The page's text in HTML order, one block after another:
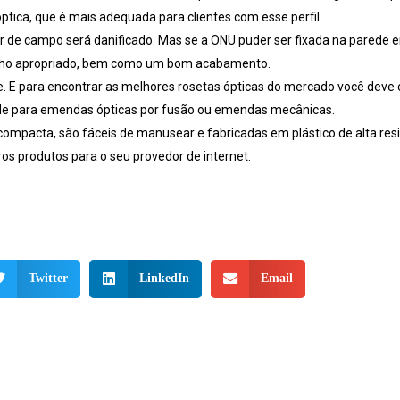
que é mais adequada para clientes com esse perfil.
campo será danificado. Mas se a ONU puder ser fixada na parede
apropriado, bem como um bom acabamento.
para encontrar as melhores rosetas ópticas do mercado você
para emendas ópticas por fusão ou emendas mecânicas.
são fáceis de manusear e fabricadas em plástico de alta
produtos para o seu provedor de internet.
Twitter LinkedIn Email